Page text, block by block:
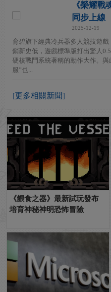
《榮耀戰
同步上線
2025-12-19
育碧旗下經典冷兵器多人競技遊戲
銷新史低，遊戲標準版打出驚人
硬核戰鬥系統著稱的動作大作。
服”也...
[更多相關新聞]
《餵食之器》最新試玩發布
培育神秘神明恐怖冒險